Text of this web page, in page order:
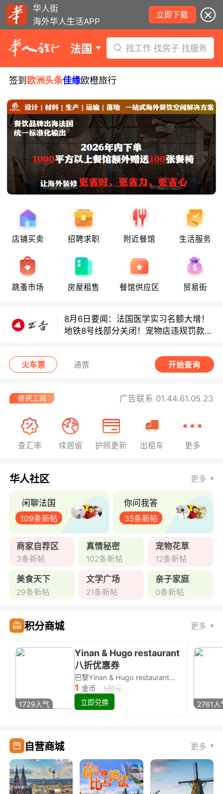
华人街
海外华人生活APP
立即下载
法国 找工作 找房子 找服务
签到 欧洲头条佳缘欧橙旅行
店铺买卖 招聘求职 附近餐馆 生活服务
跳蚤市场 房屋租售 餐馆供应区 贸易街
8月6日要闻：法国医学实习名额大增！
炉！
巴黎地铁音乐家海选启动！
地铁8号线部分关闭！宠物店违规罚款出
炉！
火车票 通票 开始查询
广告联系 01.44.61.05.23
查汇率 续居留 护照更新 出租车 更多
华人社区 更多
闲聊法国
109条新帖
你问我答
35条新帖
商家自荐区
3条新帖
真情秘密
102条新帖
宠物花草
12条新帖
美食天下
29条新帖
文学广场
21条新帖
亲子家庭
0条新帖
积分商城 更多
1729人气
Yinan & Hugo restaurant
八折优惠券
巴黎Yinan & Hugo restaurant除简餐类全场8折
1 金币
5欧元
立即兑换
2761人
自营商城 更多